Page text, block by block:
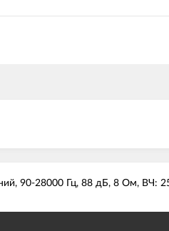
90-28000 Гц, 88 дБ, 8 Ом,